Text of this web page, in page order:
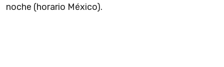
noche (horario México).